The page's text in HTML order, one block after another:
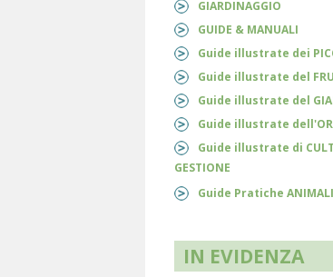
GIARDINAGGIO
GUIDE & MANUALI
Guide illustrate dei
Guide illustrate del
Guide illustrate del
Guide illustrate
Guide illustrate di
GESTIONE
Guide Pratiche ANIMALI
IN EVIDENZA